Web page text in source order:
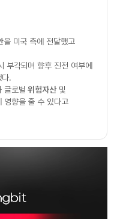
을 미국 측에 전달했고
부각되며 향후 진전 여부에
다.
글로벌위험자산및
영향을 줄 수 있다고